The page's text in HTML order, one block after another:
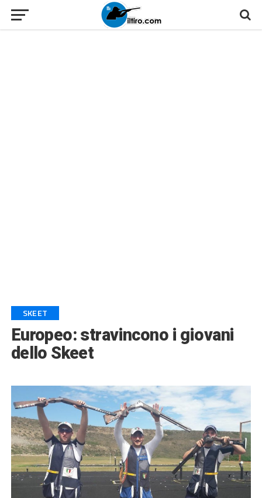
SKEET
Europeo: stravincono i giovani
dello Skeet